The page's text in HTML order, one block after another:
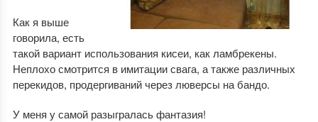
Как я выше
говорила, есть
такой вариант использования кисеи, как ламбрекены.
Неплохо смотрится в имитации свага, а также различных
перекидов, продергиваний через люверсы на бандо.
У меня у самой разыгралась фантазия!